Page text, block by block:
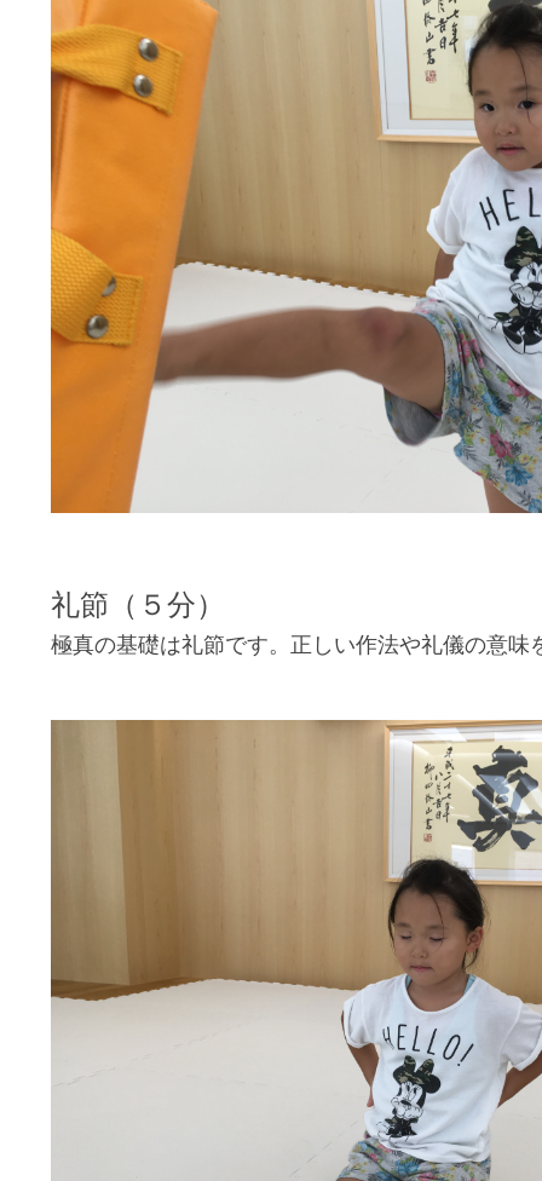
礼節（５分）
極真の基礎は礼節です。正しい作法や礼儀の意味